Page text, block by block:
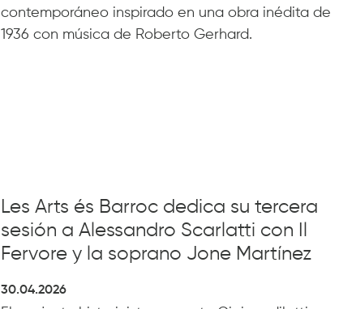
contemporáneo inspirado en una obra inédita de
1936 con música de Roberto Gerhard.
Les Arts és Barroc dedica su tercera
sesión a Alessandro Scarlatti con Il
Fervore y la soprano Jone Martínez
30.04.2026